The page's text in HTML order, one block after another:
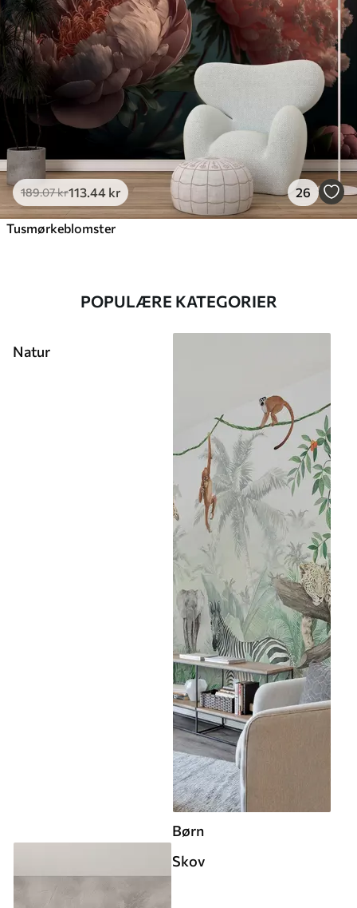
189.07kr113 .44 kr 26
Tusmørkeblomster
POPULÆRE KATEGORIER
Natur
Børn
Skov